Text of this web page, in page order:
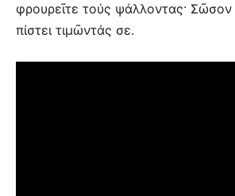
φρουρεῖτε τούς ψάλλοντας· Σῶσον
πίστει τιμῶντάς σε.